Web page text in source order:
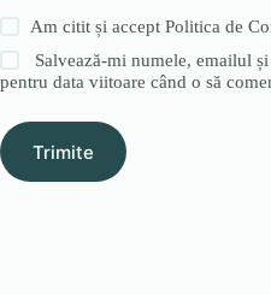
Am citit și acceptPolitica de
Salvează-mi numele, emailul
pentru data viitoare când o să
Trimite